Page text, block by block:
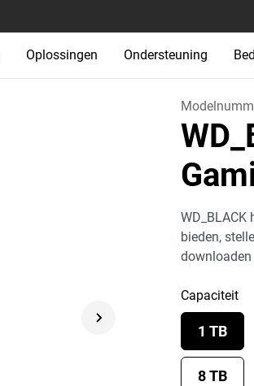
Oplossingen Ondersteuning
bieden,
Capaciteit
1 TB
8 TB